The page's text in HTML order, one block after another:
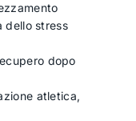
stress
dopo
atletica,